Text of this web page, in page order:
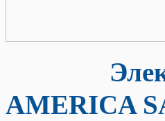
AMERICA